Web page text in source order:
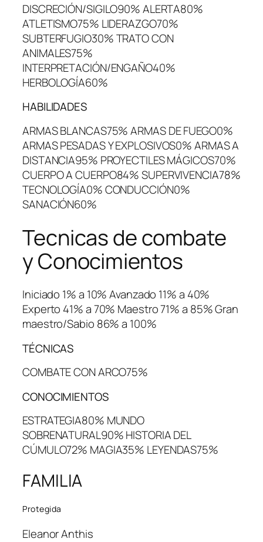
DISCRECIÓN/SIGILO90% ALERTA80%
ATLETISMO75% LIDERAZGO70%
SUBTERFUGIO30% TRATO CON
ANIMALES75%
INTERPRETACIÓN/ENGAÑO40%
HERBOLOGÍA60%
HABILIDADES
ARMAS BLANCAS75% ARMAS DE FUEGO0%
ARMAS PESADAS Y EXPLOSIVOS0% ARMAS A
DISTANCIA95% PROYECTILES MÁGICOS70%
CUERPO A CUERPO84% SUPERVIVENCIA78%
TECNOLOGÍA0% CONDUCCIÓN0%
SANACIÓN60%
Tecnicas de combate
y Conocimientos
Iniciado 1% a 10% Avanzado 11% a 40%
Experto 41% a 70% Maestro 71% a 85% Gran
maestro/Sabio 86% a 100%
TÉCNICAS
COMBATE CON ARCO75%
CONOCIMIENTOS
ESTRATEGIA80% MUNDO
SOBRENATURAL90% HISTORIA DEL
CÚMULO72% MAGIA35% LEYENDAS75%
FAMILIA
Protegida
Eleanor Anthis